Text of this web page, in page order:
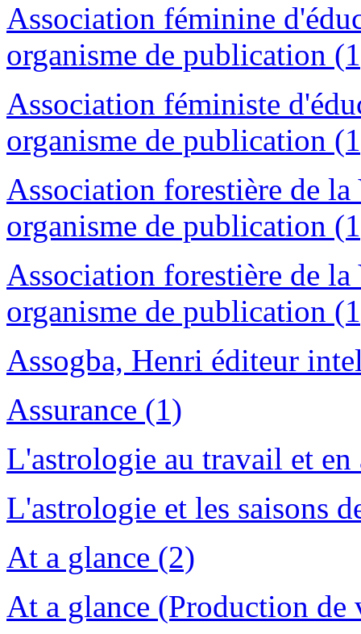
Association féminine
organisme de publication
Association féministe
organisme de publication
Association forestière de
organisme de publication
Association forestière de
organisme de publication
Assogba, Henri éditeur
Assurance (1)
L'astrologie au travail et
L'astrologie et les saisons
At a glance (2)
At a glance (Production